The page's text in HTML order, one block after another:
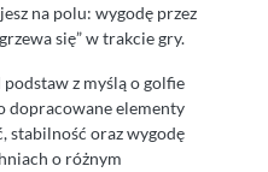
na polu: wygodę przez
się” w trakcie gry.
z myślą o golfie
dopracowane elementy
stabilność oraz wygodę
o różnym